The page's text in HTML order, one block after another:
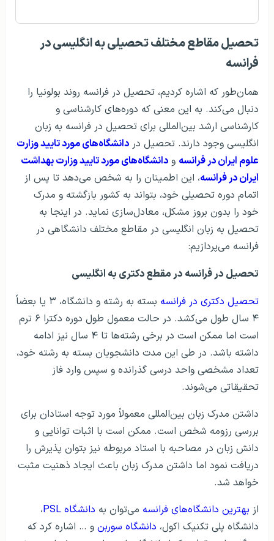
تحصیل مقاطع مختلف تحصیلی به انگلیسی در
فرانسه
همان‌طور که اشاره کردیم، تحصیل در فرانسه روند بولونیا را
دنبال می‌کند. به این معنی که دوره‌های کارشناسی و
کارشناسی ارشد بین‌المللی برای تحصیل در فرانسه به زبان
انگلیسی وجود دارند. تحصیل در دانشگاه‌های مورد تایید وزارت
علوم ایران در فرانسه و دانشگاه‌های مورد تایید وزارت بهداشت
ایران در فرانسه، این اطمینان را به شخص می‌دهد تا پس از
اتمام دوره تحصیلی خود، بتواند به کشور بازگشته و مدرک
خود را بدون بروز مشکل، معادل‌سازی نماید. در اینجا به
تحصیل به زبان انگلیسی در مقاطع مختلف دانشگاهی در
فرانسه می‌پردازیم:
تحصیل در فرانسه در مقطع دکتری به انگلیسی
تحصیل دکتری در فرانسه
بسته به رشته و دانشگاه، ۳ یا بعضاً
۴ سال طول می‌کشد. در حالت معمول طول دوره دکترا ۶ ترم
است اما ممکن است در برخی رشته‌ها تا ۴ سال نیز ادامه
داشته باشد. در طی این مدت دانشجویان بسته به رشته خود،
تعداد مشخصی واحد درسی گذرانده و سپس وارد فاز
تحقیقاتی می‌شوند.
داشتن مدرک زبان بین‌المللی معمولاً مورد توجه استادان برای
بررسی رزومه شخص است. ممکن است با اثبات توانایی و
دانش زبان در مصاحبه با استاد مربوطه نیز بتوان پذیرش را
دریافت نمود اما داشتن مدرک زبان باعث ایجاد ذهنیت مثبت
خواهد شد.
از بهترین دانشگاه‌های فرانسه می‌توان به دانشگاه PSL
،
دانشگاه پلی تکنیک اکول، دانشگاه سوربن و … اشاره کرد که